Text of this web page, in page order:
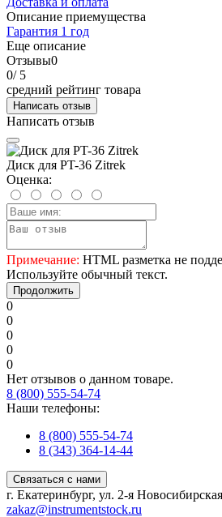
Описание приемущества
Гарантия 1 год
Еще описание
Отзывы0
0/ 5
средний рейтинг товара
Написать отзыв
Написать отзыв
Диск для PT-36 Zitrek
Оценка:
Примечание: HTML разметка не
Используйте обычный текст.
Продолжить
0
0
0
0
0
Нет отзывов о данном товаре.
8 (800) 555-54-74
Наши телефоны:
8 (800) 555-54-74
8 (343) 364-14-44
Связаться с нами
г. Екатеринбург, ул. 2-я
zakaz@instrumentstock.ru